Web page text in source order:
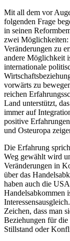
Mit all dem vor
folgenden Frage
in seinen
zwei Möglichkeiten:
Veränderungen zu
andere Möglichkeit
internationale
vorwärts zu
reichen
Land unterstützt,
immer auf
positive
und Osteuropa
Die Erfahrung
Weg gewählt wird
Veränderungen in
über das
haben auch die
Handelsabkommen
Zeichen, dass man
Beziehungen für
Stillstand oder